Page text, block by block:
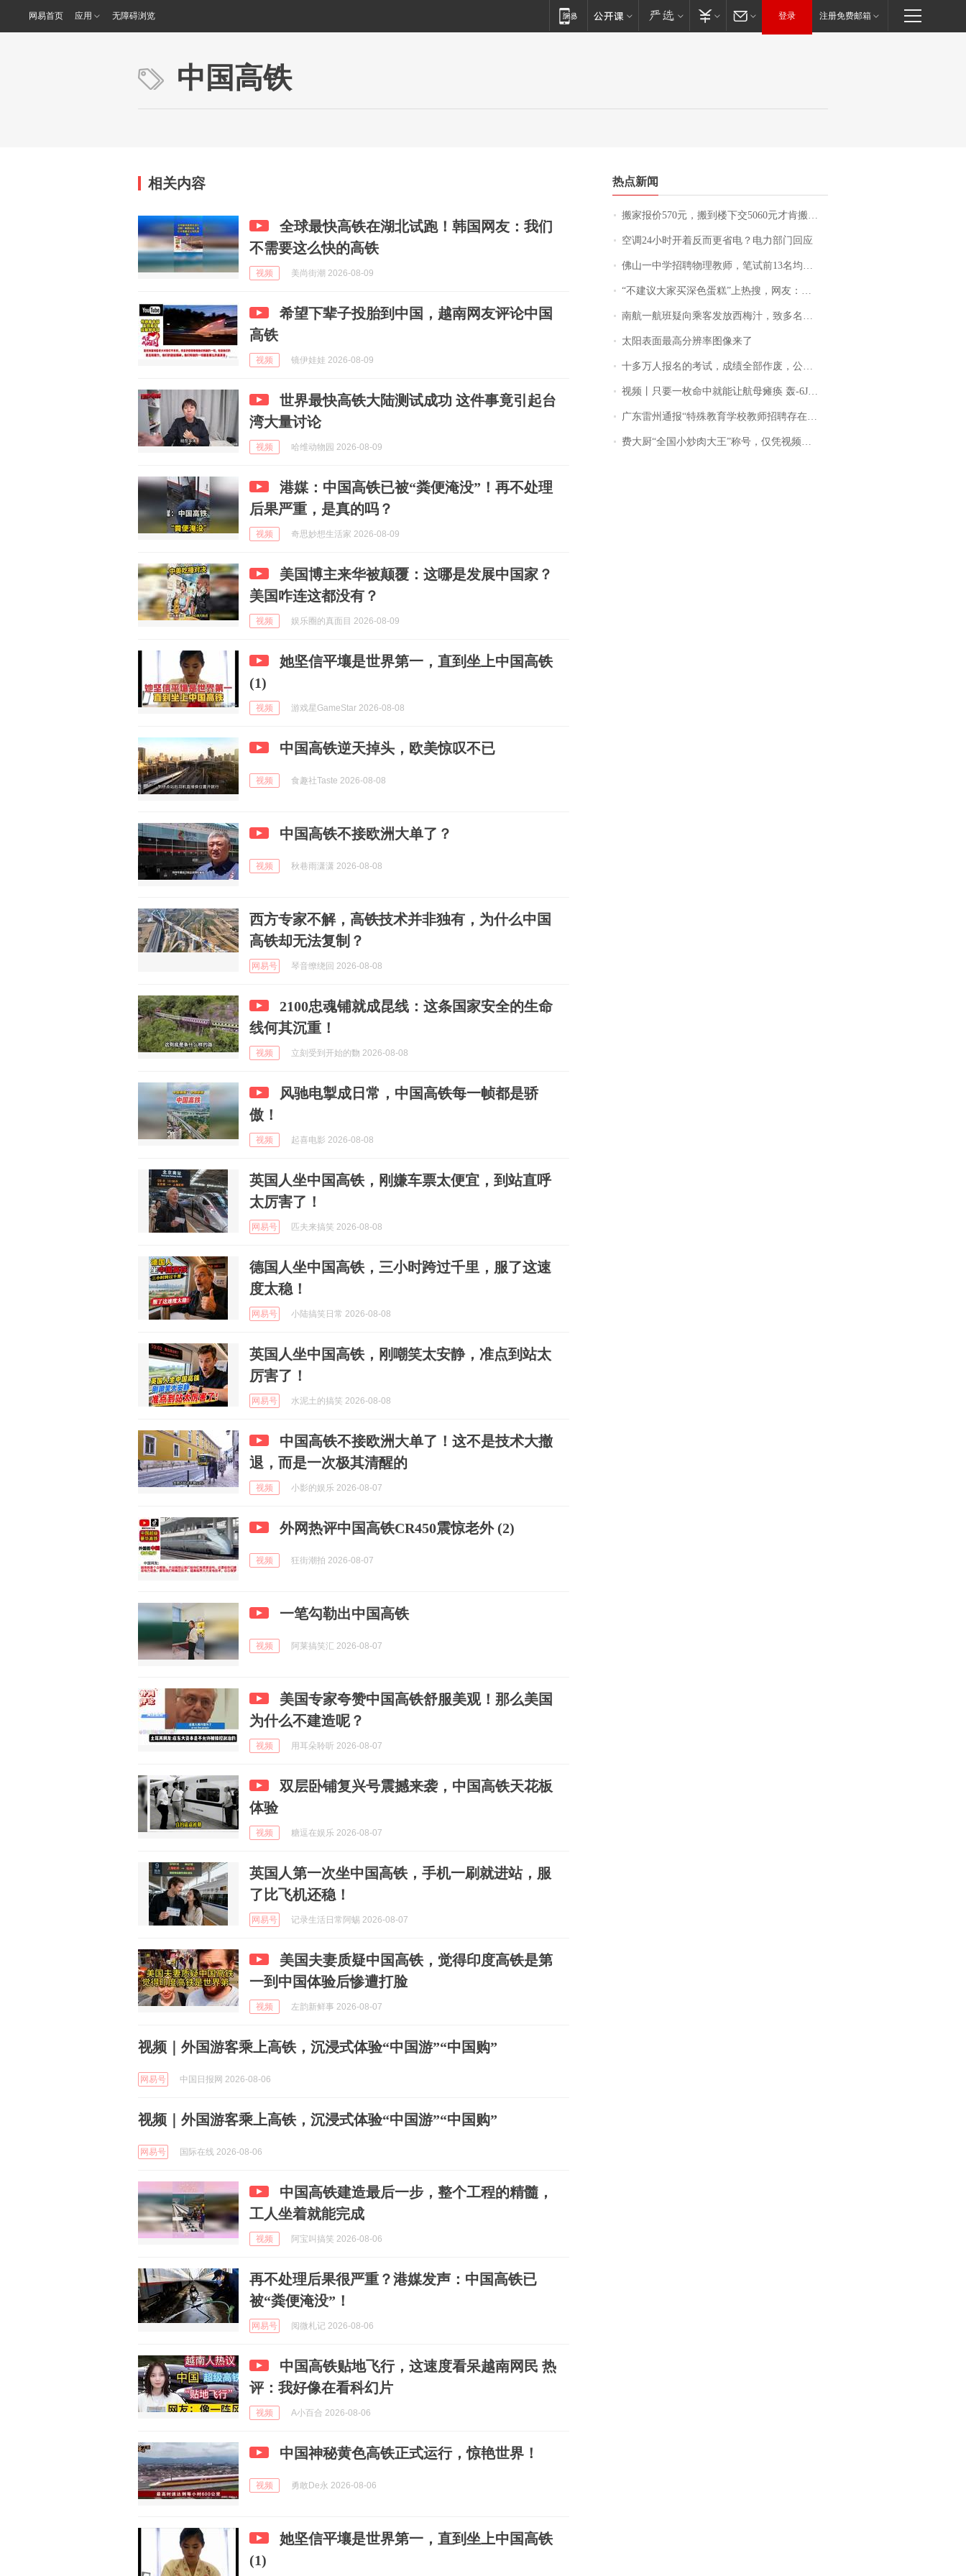
网易首页 应用 无障碍浏览 登录 注册免费邮箱
中国高铁
相关内容
全球最快高铁在湖北试跑！韩国网友：我们
不需要这么快的高铁
视频 美尚街潮 2026-08-09
希望下辈子投胎到中国，越南网友评论中国
高铁
视频 镜伊娃娃 2026-08-09
世界最快高铁大陆测试成功 这件事竟引起台
湾大量讨论
视频 哈维动物园 2026-08-09
港媒：中国高铁已被“粪便淹没”！再不处理
后果严重，是真的吗？
视频 奇思妙想生活家 2026-08-09
美国博主来华被颠覆：这哪是发展中国家？
美国咋连这都没有？
视频 娱乐圈的真面目 2026-08-09
她坚信平壤是世界第一，直到坐上中国高铁
(1)
视频 游戏星GameStar 2026-08-08
中国高铁逆天掉头，欧美惊叹不已
视频 食趣社Taste 2026-08-08
中国高铁不接欧洲大单了？
视频 秋巷雨潇潇 2026-08-08
西方专家不解，高铁技术并非独有，为什么中国
高铁却无法复制？
网易号 琴音缭绕回 2026-08-08
2100忠魂铺就成昆线：这条国家安全的生命
线何其沉重！
视频 立刻受到开始的覅 2026-08-08
风驰电掣成日常，中国高铁每一帧都是骄
傲！
视频 起喜电影 2026-08-08
英国人坐中国高铁，刚嫌车票太便宜，到站直呼
太厉害了！
网易号 匹夫来搞笑 2026-08-08
德国人坐中国高铁，三小时跨过千里，服了这速
度太稳！
网易号 小陆搞笑日常 2026-08-08
英国人坐中国高铁，刚嘲笑太安静，准点到站太
厉害了！
网易号 水泥土的搞笑 2026-08-08
中国高铁不接欧洲大单了！这不是技术大撤
退，而是一次极其清醒的
视频 小影的娱乐 2026-08-07
外网热评中国高铁CR450震惊老外 (2)
视频 狂街潮拍 2026-08-07
一笔勾勒出中国高铁
视频 阿莱搞笑汇 2026-08-07
美国专家夸赞中国高铁舒服美观！那么美国
为什么不建造呢？
视频 用耳朵聆听 2026-08-07
双层卧铺复兴号震撼来袭，中国高铁天花板
体验
视频 糖逗在娱乐 2026-08-07
英国人第一次坐中国高铁，手机一刷就进站，服
了比飞机还稳！
网易号 记录生活日常阿蜴 2026-08-07
美国夫妻质疑中国高铁，觉得印度高铁是第
一到中国体验后惨遭打脸
视频 左韵新鲜事 2026-08-07
视频｜外国游客乘上高铁，沉浸式体验“中国游”“中国购”
网易号 中国日报网 2026-08-06
视频｜外国游客乘上高铁，沉浸式体验“中国游”“中国购”
网易号 国际在线 2026-08-06
中国高铁建造最后一步，整个工程的精髓，
工人坐着就能完成
视频 阿宝叫搞笑 2026-08-06
再不处理后果很严重？港媒发声：中国高铁已
被“粪便淹没”！
网易号 阅微札记 2026-08-06
中国高铁贴地飞行，这速度看呆越南网民 热
评：我好像在看科幻片
视频 A小百合 2026-08-06
中国神秘黄色高铁正式运行，惊艳世界！
视频 勇敢De永 2026-08-06
她坚信平壤是世界第一，直到坐上中国高铁
(1)
热点新闻
搬家报价570元，搬到楼下交5060元才肯搬上楼！女子傻眼了……
空调24小时开着反而更省电？电力部门回应
佛山一中学招聘物理教师，笔试前13名均遭淘汰？教育局：已叫停招聘，成立调查组全面核查
“不建议大家买深色蛋糕”上热搜，网友：天塌了！
南航一航班疑向乘客发放西梅汁，致多名乘客在飞行途中排队上厕所！乘客：机上100多人只有2个厕所；客服回应：并非每架飞机都会发放西梅汁
太阳表面最高分辨率图像来了
十多万人报名的考试，成绩全部作废，公平么？
视频丨只要一枚命中就能让航母瘫痪 轰-6J实力有多强？
广东雷州通报“特殊教育学校教师招聘存在违规行为”：已启动问责程序 副校长被停职
费大厨“全国小炒肉大王”称号，仅凭视频评出？中国烹饪协会回应